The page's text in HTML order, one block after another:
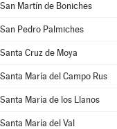
San Martín de Boniches
San Pedro Palmiches
Santa Cruz de Moya
Santa María del Campo Rus
Santa María de los Llanos
Santa María del Val